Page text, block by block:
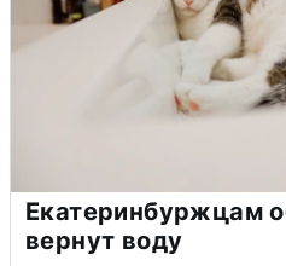
Екатеринбуржцам
вернут воду